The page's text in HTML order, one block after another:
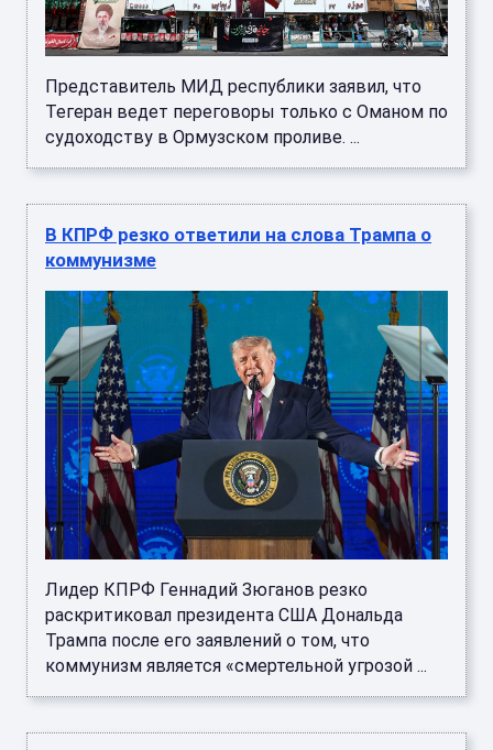
Представитель МИД республики заявил, что
Тегеран ведет переговоры только с Оманом по
судоходству в Ормузском проливе. ...
В КПРФ резко ответили на слова Трампа о
коммунизме
Лидер КПРФ Геннадий Зюганов резко
раскритиковал президента США Дональда
Трампа после его заявлений о том, что
коммунизм является «смертельной угрозой ...